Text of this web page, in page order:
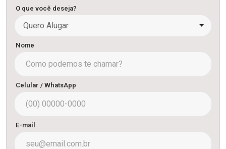
O que você deseja?
Quero Alugar
Nome
Celular / WhatsApp
E-mail